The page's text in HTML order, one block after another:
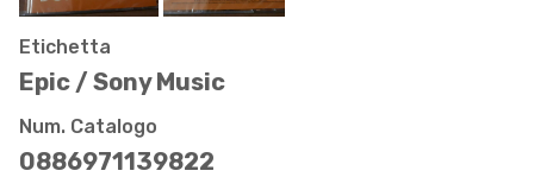
Etichetta
Epic / Sony Music
Num. Catalogo
0886971139822